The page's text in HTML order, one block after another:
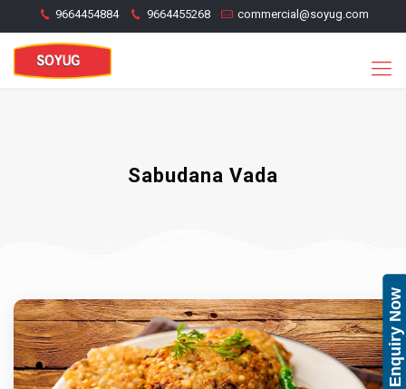
9664454884 9664455268 commercial@soyug.com
Sabudana Vada
Enquiry Now